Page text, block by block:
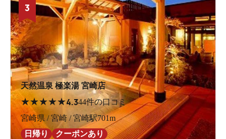
3
天然温泉 極楽湯 宮崎店
★★★★★4.344件の口コミ
宮崎県 / 宮崎 / 宮崎駅701m
日帰り
クーポンあり